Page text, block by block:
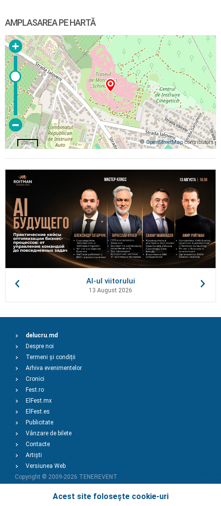
AMPLASAREA PE HARTĂ
©OpenStreetMapcontributors
200 m
AI-ul viitorului
13 August 2026
Acest site folosește cookie-uri
delucru.md
Despre noi
Termeni și condiții
Arhiva evenimentelor
Cronici
Fest.ro
ElFest.mx
ElFest.es
Publicitate
Vânzare de bilete
Contacte
Artiști
Versiunea Web
Copyright © 2009-2026 TENEREVENT